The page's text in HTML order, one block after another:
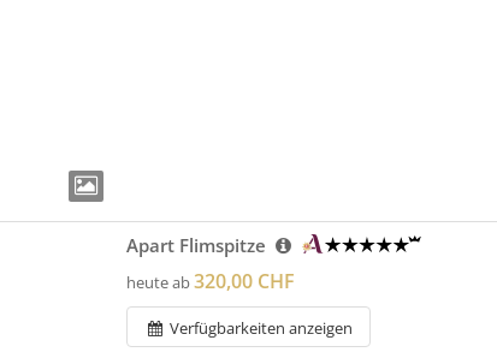
Apart Flimspitze
heute ab320,00 CHF
Verfügbarkeiten anzeigen